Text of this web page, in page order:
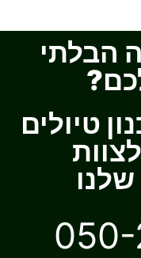
הבלתי
טיולים